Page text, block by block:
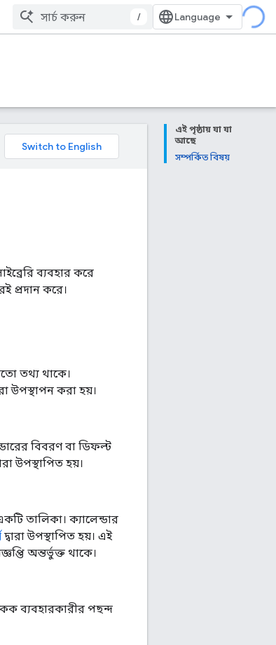
/
এই পৃষ্ঠায় যা যা
আছে
সম্পর্কিত বিষয়
ব্যবহার করে
প্রদান করে।
তথ্য থাকে।
উপস্থাপন করা হয়।
বিবরণ বা ডিফল্ট
উপস্থাপিত হয়।
তালিকা। ক্যালেন্ডার
দ্বারা উপস্থাপিত হয়। এই
অন্তর্ভুক্ত থাকে।
ব্যবহারকারীর পছন্দ